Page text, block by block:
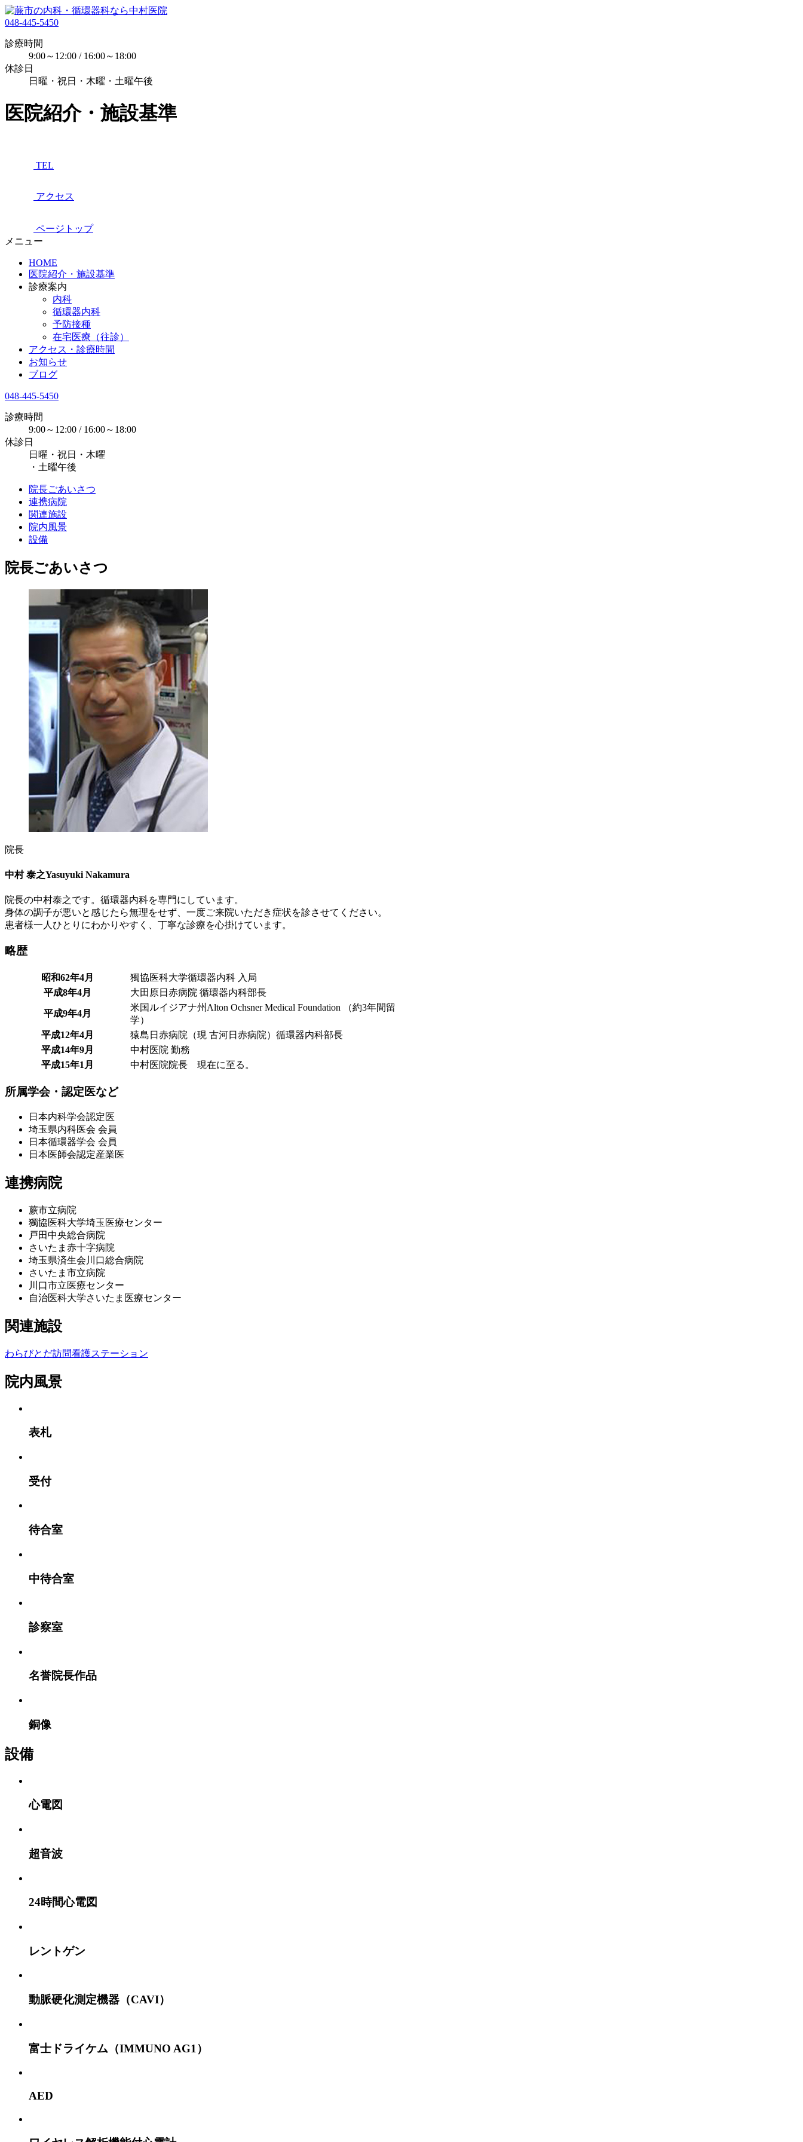
048-445-5450
診療時間
9:00～12:00 / 16:00～18:00
休診日
日曜・祝日・木曜・土曜午後
医院紹介・施設基準
TEL
アクセス
ページトップ
メニュー
HOME
医院紹介・施設基準
診療案内
内科
循環器内科
予防接種
在宅医療（往診）
アクセス・診療時間
お知らせ
ブログ
048-445-5450
診療時間
9:00～12:00 / 16:00～18:00
休診日
日曜・祝日・木曜
・土曜午後
院長ごあいさつ
連携病院
関連施設
院内風景
設備​
院長ごあいさつ
院長
中村 泰之Yasuyuki Nakamura
院長の中村泰之です。循環器内科を専門にしています。
身体の調子が悪いと感じたら無理をせず、一度ご来院いただき症状を診させてください。
患者様一人ひとりにわかりやすく、丁寧な診療を心掛けています。​
略歴
昭和62年4月
獨協医科大学循環器内科 入局​
平成8年4月
大田原日赤病院 循環器内科部長​
平成9年4月
米国ルイジアナ州Alton Ochsner Medical Foundation （約3年間留
学）
平成12年4月
猿島日赤病院（現 古河日赤病院）循環器内科部長​
平成14年9月
中村医院 勤務
平成15年1月
中村医院院長 現在に至る。
所属学会・認定医など​
日本内科学会認定医​
埼玉県内科医会 会員​
日本循環器学会 会員​
日本医師会認定産業医​
連携病院​
蕨市立病院
獨協医科大学埼玉医療センター
戸田中央総合病院
さいたま赤十字病院
埼玉県済生会川口総合病院
さいたま市立病院
川口市立医療センター
自治医科大学さいたま医療センター
関連施設
わらびとだ訪問看護ステーション​
院内風景
表札
受付​
待合室​
中待合室​
診察室​
名誉院長作品​
銅像
設備
心電図​
超音波​
24時間心電図
レントゲン
動脈硬化測定機器（CAVI）
富士ドライケム（IMMUNO AG1）
AED